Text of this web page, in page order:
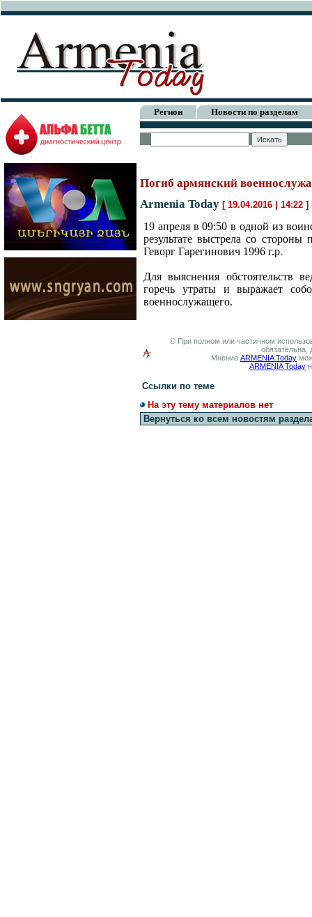
Регион Новости по разделам
Погиб армянский
Armenia Today [ 19.04.2016 | 14:22 ]
19 апреля в 09:50 в одной из
результате выстрела со стороны
Геворг Гарегинович 1996 г.р.
Для выяснения обстоятельств
горечь утраты и выражает
военнослужащего.
© При полном или частичном
обязательна,
Мнение ARMENIA Today
ARMENIA Today
Ссылки по теме
На эту тему материалов нет
Вернуться ко всем новостям